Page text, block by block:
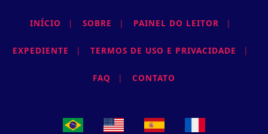
INÍCIO | SOBRE | PAINEL DO LEITOR |
EXPEDIENTE | TERMOS DE USO E PRIVACIDADE |
FAQ | CONTATO